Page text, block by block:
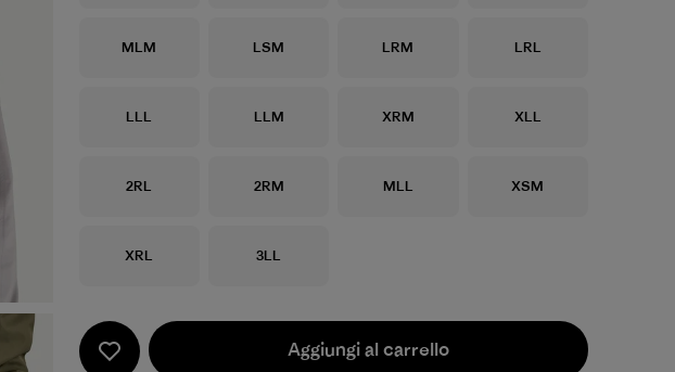
Taglia
MLM Taglia
LSM Taglia
LRM Taglia
LRL
Taglia
LLL Taglia
LLM Taglia
XRM Taglia
XLL
Taglia
2RL Taglia
2RM Taglia
MLL Taglia
XSM
Taglia
XRL Taglia
3LL
Aggiungi al carrello